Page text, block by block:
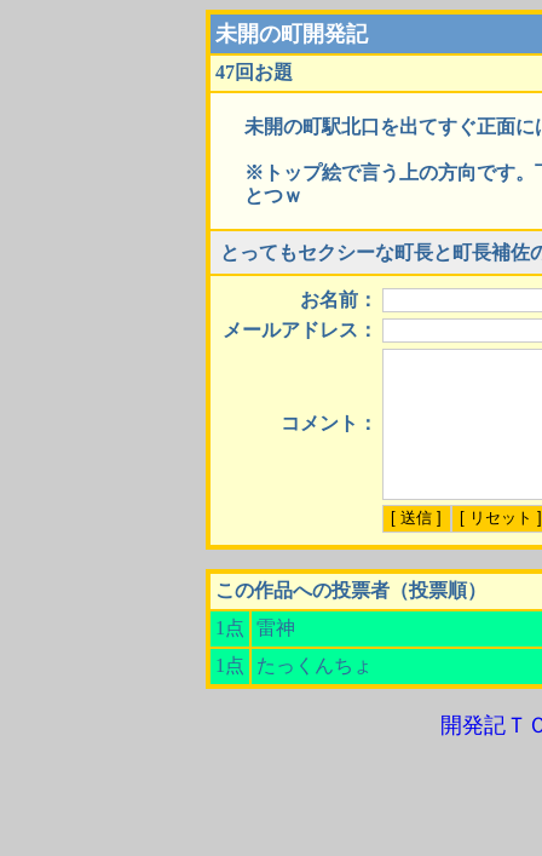
未開の町開発記
47回お題
未開の町駅北口を出てすぐ正面に
※トップ絵で言う上の方向です。
とつｗ
とってもセクシーな町長と町長補佐
お名前：
メールアドレス：
コメント：
この作品への投票者（投票順）
1点
雷神
1点
たっくんちょ
開発記Ｔ